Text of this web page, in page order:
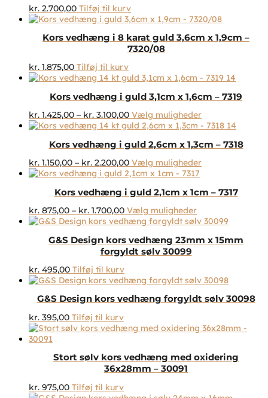
kr. 2.700,00 Tilføj til kurv
Kors vedhæng i 8 karat guld 3,6cm x 1,9cm –
7320/08
kr. 1.875,00 Tilføj til kurv
Kors vedhæng i guld 3,1cm x 1,6cm – 7319
kr. 1.425,00 – kr. 3.100,00Prisinterval:
kr. 1.425,00
kr. 3.100,00
Vælg mulighederDette
vare
flere
Mulighederne
vælges
Kors vedhæng i guld 2,6cm x 1,3cm – 7318
kr. 1.150,00 – kr. 2.200,00Prisinterval:
kr. 1.150,00
kr. 2.200,00
Vælg mulighederDette
flere
Mulighederne
kan
vælges
på
Kors vedhæng i guld 2,1cm x 1cm – 7317
kr. 875,00 – kr. 1.700,00Prisinterval:
kr. 875,00
kr. 1.700,00
Vælg mulighederDette
vare
flere
vælges
på
varesiden
G&S Design kors vedhæng 23mm x 15mm
forgyldt sølv 30099
kr. 495,00 Tilføj til kurv
G&S Design kors vedhæng forgyldt sølv 30098
kr. 395,00 Tilføj til kurv
Stort sølv kors vedhæng med oxidering
36x28mm – 30091
kr. 975,00 Tilføj til kurv